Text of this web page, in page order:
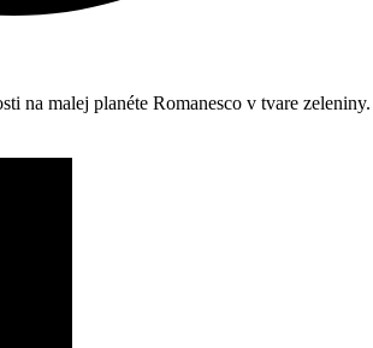
na malej planéte Romanesco v tvare